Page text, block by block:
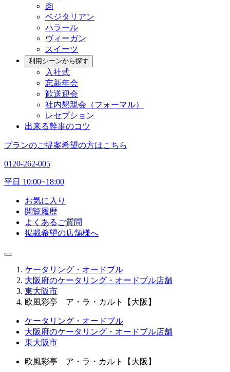
肉
ベジタリアン
ハラール
ヴィーガン
スイーツ
利用シーンから探す
入社式
忘新年会
歓送迎会
社内懇親会（フォーマル）
レセプション
出来る幹事のコツ
プランのご提案希望の方はこちら
0120-262-005
平日 10:00~18:00
お気に入り
閲覧履歴
よくあるご質問
掲載希望の店舗様へ
ケータリング・オードブル
大阪府のケータリング・オードブル店舗
東大阪市
欧風彩亭 ア・ラ・カルト【大阪】
ケータリング・オードブル
大阪府のケータリング・オードブル店舗
東大阪市
欧風彩亭 ア・ラ・カルト【大阪】